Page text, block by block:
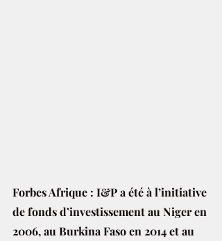
Forbes Afrique : I&P a été à l’initiative
de fonds d’investissement au Niger en
2006, au Burkina Faso en 2014 et au